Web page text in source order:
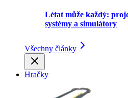
Létat může každý:
systémy a simulátory
Všechny články
Hračky